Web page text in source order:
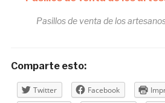
Pasillos de venta de los
Comparte esto:
Twitter Facebook